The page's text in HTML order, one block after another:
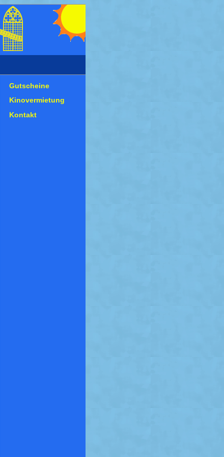
Gutscheine
Kinovermietung
Kontakt